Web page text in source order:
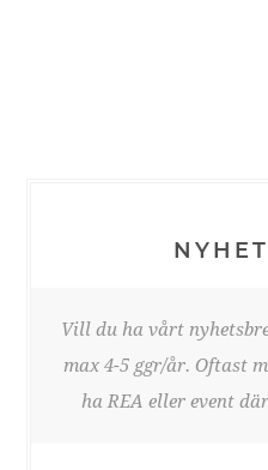
Vill du ha vårt
max 4-5 ggr/år. Oftast
ha REA eller event